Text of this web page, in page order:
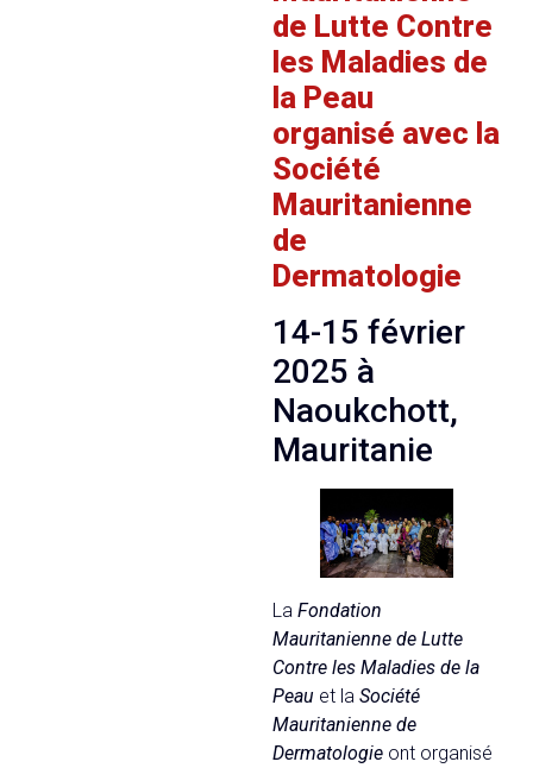
de Lutte Contre
les Maladies de
la Peau
organisé avec la
Société
Mauritanienne
de
Dermatologie
14-15 février
2025 à
Naoukchott,
Mauritanie
LaFondation
Mauritanienne de Lutte
Contre les Maladies de la
Peau et laSociété
Mauritanienne de
Dermatologie ont organisé